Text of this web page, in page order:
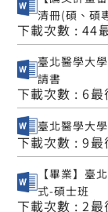
清冊(碩、碩
下載次數 : 44
臺北醫學大
請書
下載次數 : 6
臺北醫學大
下載次數 : 9
【畢業】臺
式-碩士班
下載次數 : 2